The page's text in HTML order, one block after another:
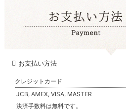
お支払い方法
クレジットカード
JCB, AMEX, VISA, MASTER
決済手数料は無料です。